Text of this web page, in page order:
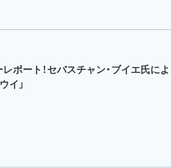
レポート！セバスチャン・ブイエ氏によ
イ」